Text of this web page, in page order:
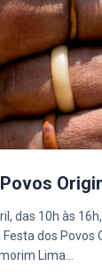
das 10h às
dos Povos
Lima...